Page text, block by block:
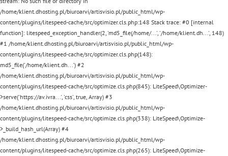
/home/klient.dhosting.pl/biuroarvi/artisvisio.pl/public_html/wp-
content/plugins/litespeed-cache/src/optimizer.cls.php:148 Stack trace: #0 [internal
function]: litespeed_exception_handler(2, 'md5_file(/home/...', '/home/klient.dh...', 148)
#1 /home/klient.dhosting.pl/biuroarvi/artisvisio.pl/public_html/wp-
content/plugins/litespeed-cache/src/optimizer.cls.php(148):
md5_file('/home/klient.dh...') #2
/home/klient.dhosting.pl/biuroarvi/artisvisio.pl/public_html/wp-
content/plugins/litespeed-cache/src/optimize.cls.php(845): LiteSpeed\Optimizer-
>serve('https://av.ivra...', 'css', true, Array) #3
/home/klient.dhosting.pl/biuroarvi/artisvisio.pl/public_html/wp-
content/plugins/litespeed-cache/src/optimize.cls.php(338): LiteSpeed\Optimize-
>_build_hash_url(Array) #4
/home/klient.dhosting.pl/biuroarvi/artisvisio.pl/public_html/wp-
content/plugins/litespeed-cache/src/optimize.cls.php(265): LiteSpeed\Optimize-